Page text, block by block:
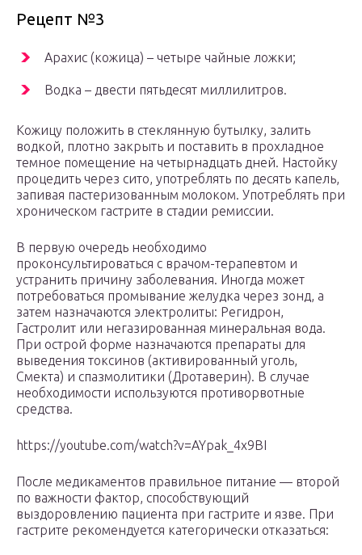
Рецепт №3
Арахис (кожица) – четыре чайные ложки;
Водка – двести пятьдесят миллилитров.
Кожицу положить в стеклянную бутылку, залить
водкой, плотно закрыть и поставить в прохладное
темное помещение на четырнадцать дней. Настойку
процедить через сито, употреблять по десять капель,
запивая пастеризованным молоком. Употреблять при
хроническом гастрите в стадии ремиссии.
В первую очередь необходимо
проконсультироваться с врачом-терапевтом и
устранить причину заболевания. Иногда может
потребоваться промывание желудка через зонд, а
затем назначаются электролиты: Регидрон,
Гастролит или негазированная минеральная вода.
При острой форме назначаются препараты для
выведения токсинов (активированный уголь,
Смекта) и спазмолитики (Дротаверин). В случае
необходимости используются противорвотные
средства.
https://youtube.com/watch?v=AYpak_4x9BI
После медикаментов правильное питание — второй
по важности фактор, способствующий
выздоровлению пациента при гастрите и язве. При
гастрите рекомендуется категорически отказаться: